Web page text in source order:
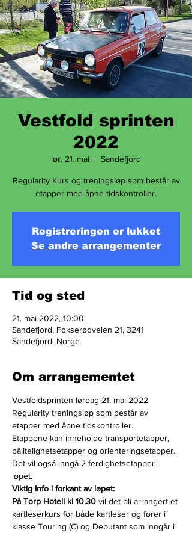
Vestfold sprinten
2022
lør. 21. mai
  |
Sandefjord
Regularity Kurs og treningsløp som består av
Registreringen er lukket
Se andre arrangementer
Tid og sted
21. mai 2022, 10:00
Sandefjord, Fokserødveien 21, 3241
Sandefjord, Norge
Om arrangementet
Vestfoldsprinten lørdag 21. mai 2022
Regularity treningsløp som består av
etapper med åpne tidskontroller.
Etappene kan inneholde transportetapper,
pålitelighetsetapper og orienteringsetapper.
Det vil også inngå 2 ferdighetsetapper i
løpet.
Viktig Info i forkant av løpet:
På Torp Hotell kl 10.30 vil det bli arrangert et
kartleserkurs for både kartleser og fører i
klasse Touring (C) og Debutant som inngår i